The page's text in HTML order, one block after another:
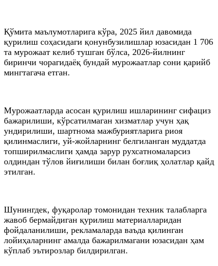
Қўмита маълумотларига кўра, 2025 йил давомида
қурилиш соҳасидаги қонунбузилишлар юзасидан 1 706
та мурожаат келиб тушган бўлса, 2026-йилнинг
биринчи чорагидаёқ бундай мурожаатлар сони қарийб
мингтагача етган.
Мурожаатларда асосан қурилиш ишларининг сифациз
бажарилиши, кўрсатилмаган хизматлар учун ҳақ
ундирилиши, шартнома мажбуриятларига риоя
қилинмаслиги, уй-жойларнинг белгиланган муддатда
топширилмаслиги ҳамда зарур рухсатномаларсиз
олдиндан тўлов йиғилиши билан боғлиқ ҳолатлар қайд
этилган.
Шунингдек, фуқаролар томонидан техник талабларга
жавоб бермайдиган қурилиш материалларидан
фойдаланилиши, рекламаларда ваъда қилинган
лойиҳаларнинг амалда бажарилмагани юзасидан ҳам
кўплаб эътирозлар билдирилган.